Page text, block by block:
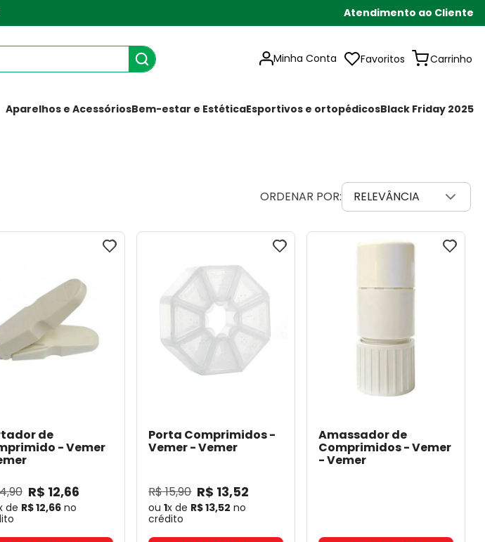
Atendimento ao Cliente
Minha Conta Favoritos
Aparelhos e AcessóriosBem-estar e EstéticaEsportivos e ortopédicosBlack Friday 2025
RELEVÂNCIA
de
- Vemer
,90 R$ 12,66
de R$12,66no
Porta Comprimidos -
Vemer- Vemer
R$15,90 R$ 13,52
ou1x de R$13,52 no
crédito
Amassador de
Comprimidos - Vemer
- Vemer